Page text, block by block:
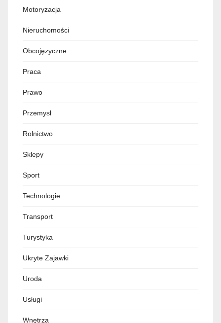
Motoryzacja
Nieruchomości
Obcojęzyczne
Praca
Prawo
Przemysł
Rolnictwo
Sklepy
Sport
Technologie
Transport
Turystyka
Ukryte Zajawki
Uroda
Usługi
Wnętrza